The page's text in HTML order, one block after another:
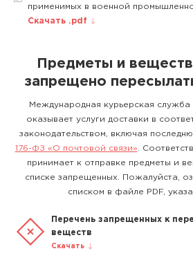
применимых в военной
Скачать .pdf
Предметы и
запрещено
Международная курьерская служба
оказывает услуги доставки в
законодательством, включая
176-ФЗ «О почтовой связи» .
принимает к отправке предметы и
списке запрещенных. Пожалуйста,
списком в файле PDF,
Перечень запрещенных к
веществ
Скачать